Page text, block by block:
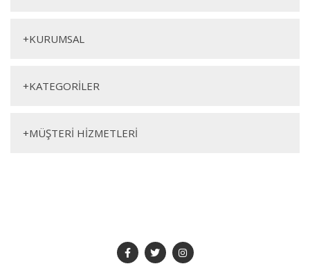
208cm
83cm
45cm
+KURUMSAL
+KATEGORİLER
+MÜŞTERİ HİZMETLERİ